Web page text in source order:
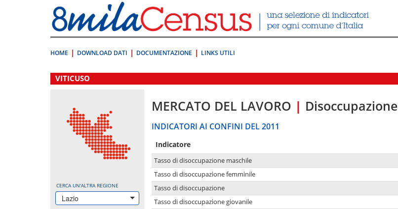
direttamente
a:
Contenuto
HOME DOWNLOAD DATI DOCUMENTAZIONE LINKS UTILI
.
VITICUSO
CERCA UN'ALTRA REGIONE
Lazio
MERCATO DEL LAVORO | Disoccupazione
INDICATORI AI CONFINI DEL 2011
Indicatore
Tasso di disoccupazione maschile
Tasso di disoccupazione femminile
Tasso di disoccupazione
Tasso di disoccupazione giovanile